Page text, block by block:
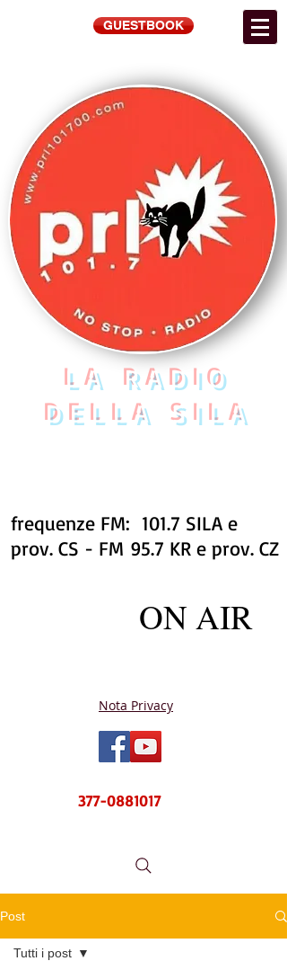
GUESTBOOK
LA RADIO
DELLA SILA
frequenze FM: 101.7 SILA e
prov. CS - FM 95.7 KR e prov. CZ
ON AIR
Nota Privacy
377-0881017
Post
Tutti i post